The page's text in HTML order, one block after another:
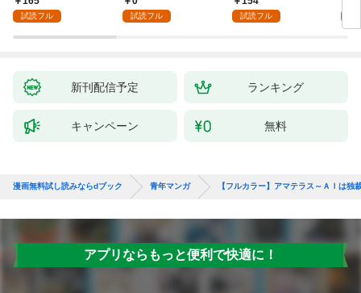
試読フル 試読フル 試読フル
新刊配信予定 ランキング
キャンペーン 無料
漫画無料試し読みならdブック 青年マンガ 【フルカラー】アマテラス～ＡＩは独
アプリならもっと便利で快適に！